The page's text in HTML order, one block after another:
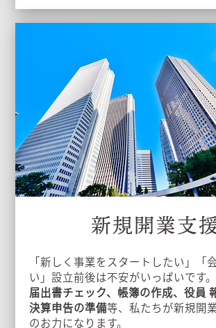
新規開業支
「新しく事業をスタートしたい」「
い」設立前後は不安がいっぱいです
届出書チェック、帳簿の作成、役員
決算申告の準備等、私たちが新規開
のお力になります。